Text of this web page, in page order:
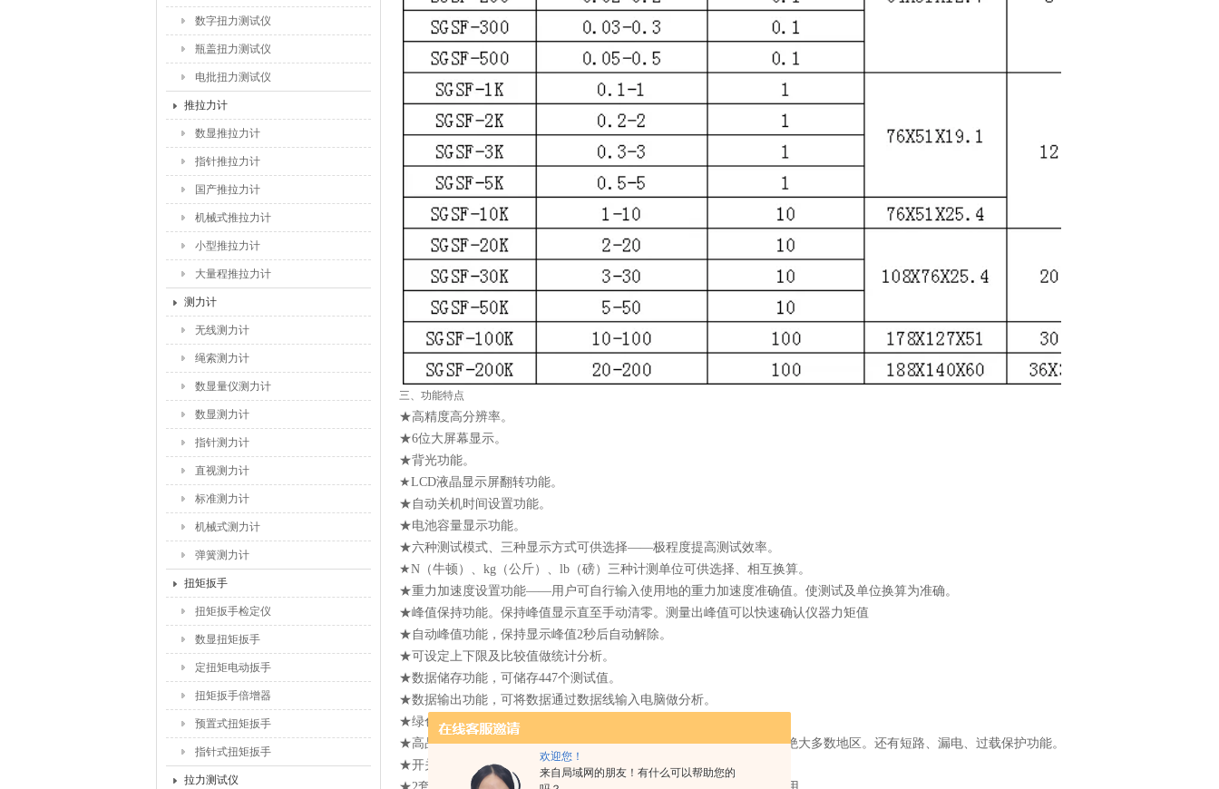
欢迎您！
来自局域网的朋友！有什么可以帮助您的
数字扭力测试仪
瓶盖扭力测试仪
电批扭力测试仪
推拉力计
数显推拉力计
指针推拉力计
国产推拉力计
机械式推拉力计
小型推拉力计
大量程推拉力计
测力计
无线测力计
绳索测力计
数显量仪测力计
数显测力计
指针测力计
直视测力计
标准测力计
机械式测力计
弹簧测力计
扭矩扳手
扭矩扳手检定仪
数显扭矩扳手
定扭矩电动扳手
扭矩扳手倍增器
预置式扭矩扳手
指针式扭矩扳手
拉力测试仪
三、功能特点
★高精度高分辨率。
★6位大屏幕显示。
★背光功能。
★LCD液晶显示屏翻转功能。
★自动关机时间设置功能。
★电池容量显示功能。
★六种测试模式、三种显示方式可供选择——极程度提高测试效率。
★N（牛顿）、kg（公斤）、lb（磅）三种计测单位可供选择、相互换算。
★重力加速度设置功能——用户可自行输入使用地的重力加速度准确值。使测试及单位换算为准确。
★峰值保持功能。保持峰值显示直至手动清零。测量出峰值可以快速确认仪器力矩值
★自动峰值功能，保持显示峰值2秒后自动解除。
★可设定上下限及比较值做统计分析。
★数据储存功能，可储存447个测试值。
★数据输出功能，可将数据通过数据线输入电脑做分析。
★绿色环保，10分钟无操作自动关机。
★高品质充电电源。充电电压从100V至240V可用，可适应国内、国外绝大多数地区。还有短路、漏电、过载保护功能。
★开关接点通断力测试功能，使开关通断力测试准确。